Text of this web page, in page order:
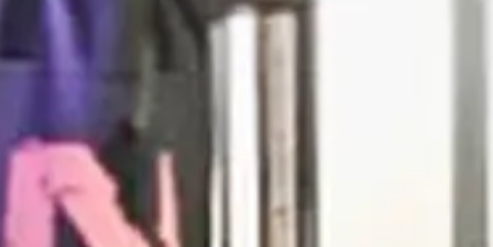
en meer ontspannen te voelen.
Neem contact op!